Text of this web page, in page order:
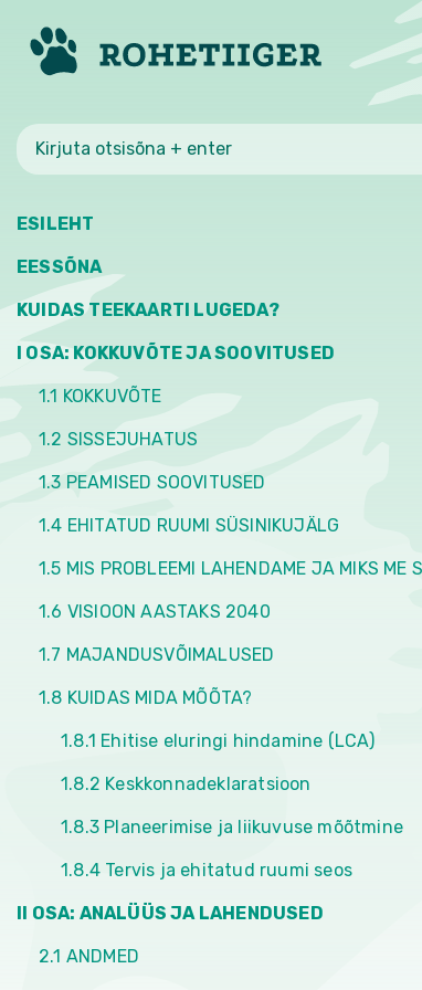
ESILEHT
EESSÕNA
KUIDAS TEEKAARTI LUGEDA?
I OSA: KOKKUVÕTE JA SOOVITUSED
1.1 KOKKUVÕTE
1.2 SISSEJUHATUS
1.3 PEAMISED SOOVITUSED
1.4 EHITATUD RUUMI SÜSINIKUJÄLG
1.5 MIS PROBLEEMI LAHENDAME JA MIKS ME
1.6 VISIOON AASTAKS 2040
1.7 MAJANDUSVÕIMALUSED
1.8 KUIDAS MIDA MÕÕTA?
1.8.1 Ehitise eluringi hindamine (LCA)
1.8.2 Keskkonnadeklaratsioon
1.8.3 Planeerimise ja liikuvuse mõõtmine
1.8.4 Tervis ja ehitatud ruumi seos
II OSA: ANALÜÜS JA LAHENDUSED
2.1 ANDMED
2.5.2
Madalsüsinikehituse
kohta on olemas ka
energiatootmine ning
“Madalsüsinikehituse
tutvuda ka
maakasutust silmas
päikeseenergia
juhendmaterjali
VÄLJAKUTSED
Ventilatsioonist ja
ventileerib ruume akna
jaanuaris pistelise
määrusesnr 8
[193]